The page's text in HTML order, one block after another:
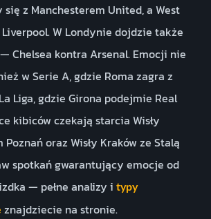
się z Manchesterem United, a West
W Londynie dojdzie także
Chelsea kontra Arsenal. Emocji nie
w Serie A, gdzie Roma zagra z
Liga, gdzie Girona podejmie Real
kibiców czekają starcia Wisły
Poznań oraz Wisły Kraków ze Stalą
spotkań gwarantujący emocje od
— pełne analizy i typy
znajdziecie na stronie.